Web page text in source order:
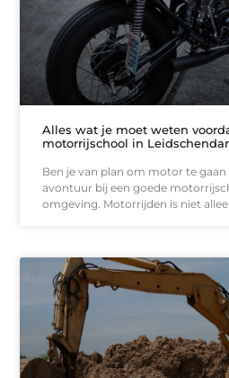
Alles wat je moet weten
motorrijschool in
Ben je van plan om motor te
avontuur bij een goede
omgeving. Motorrijden is niet